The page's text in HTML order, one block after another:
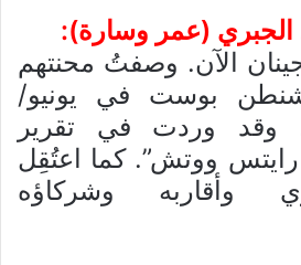
الجبري (عمر وسارة):
الآن. وصفتُ محنتهم
بوست في يونيو/
2020، وقد وردت في تقرير
ووتش”. كما اعتُقِل
وأقاربه وشركاؤه